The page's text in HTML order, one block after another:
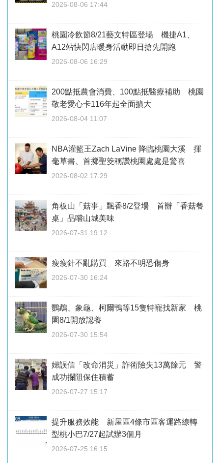
2026-08-06 17:44
桃園冷飲節8/21藝文特區登場 機捷A1、
A12站快閃店暖身活動即日搶先開跑
2026-08-06 16:29
200點抵農會消費、100點抵醫療補助 桃園
敬老愛心卡116年起全面擴大
2026-08-04 11:07
NBA灌籃王Zach LaVine 降臨桃園大溪 揮
毫草書、首擲聖筊稱讚桃園處處是驚喜
2026-08-02 17:29
角板山「菇事」飄香8/2登場 首辦「香菇餐
桌」品嚐山城美味
2026-07-31 19:12
瘦瘦針不亂購買 來路不明恐傷身
2026-07-30 16:24
鸚鵡、象龜、柯爾鴨等15隻特寵找新家 桃
園8/1開放認養
2026-07-30 15:54
婦誤信「改命消災」詐術險失13萬餘元 警
成功攔阻保住積蓄
2026-07-27 15:17
提升服務效能 新屋區4條市區客運路線轉
型桃小巴7/27起試辦3個月
2026-07-25 16:15